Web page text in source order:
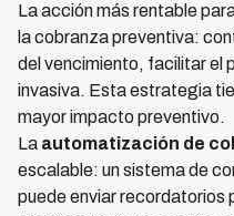
La acción más rentable
la cobranza preventiva:
del vencimiento, facilitar el
invasiva. Esta estrategia
mayor impacto preventivo.
La automatización de
escalable: un sistema de
puede enviar recordatorios